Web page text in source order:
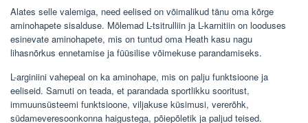
Alates selle valemiga, need eelised on võimalikud tänu oma kõrge
aminohapete sisalduse. Mõlemad L-tsitrulliin ja L-karnitiin on looduses
esinevate aminohapete, mis on tuntud oma Heath kasu nagu
lihasnõrkus ennetamise ja füüsilise võimekuse parandamiseks.
L-arginiini vahepeal on ka aminohape, mis on palju funktsioone ja
eeliseid. Samuti on teada, et parandada sportlikku sooritust,
immuunsüsteemi funktsioone, viljakuse küsimusi, vererõhk,
südameveresoonkonna haigustega, põiepõletik ja paljud teised.